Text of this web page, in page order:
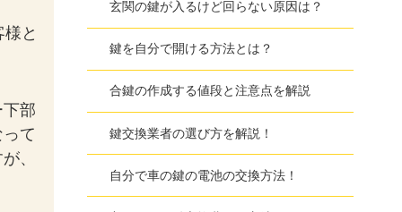
と
部
て
、
玄関の鍵が入るけど回らない原因は？
鍵を自分で開ける方法とは？
合鍵の作成する値段と注意点を解説
鍵交換業者の選び方を解説！
自分で車の鍵の電池の交換方法！